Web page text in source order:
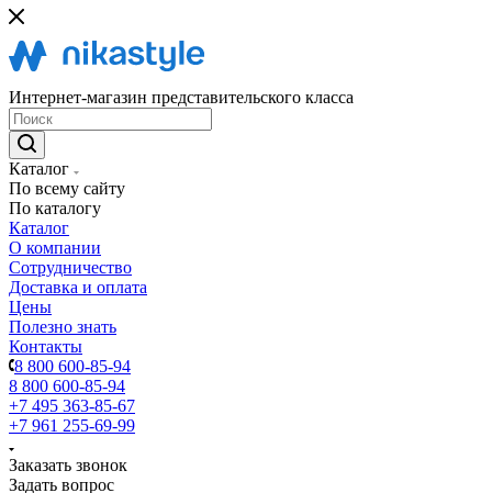
Интернет-магазин представительского класса
Каталог
По всему сайту
По каталогу
Каталог
О компании
Сотрудничество
Доставка и оплата
Цены
Полезно знать
Контакты
8 800 600-85-94
8 800 600-85-94
+7 495 363-85-67
+7 961 255-69-99
Заказать звонок
Задать вопрос